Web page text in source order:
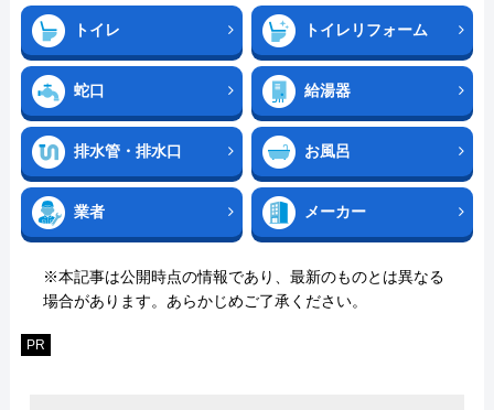
トイレ トイレリフォーム
蛇口 給湯器
排水管・排水口 お風呂
業者 メーカー
※本記事は公開時点の情報であり、最新のものとは異なる
場合があります。あらかじめご了承ください。
PR